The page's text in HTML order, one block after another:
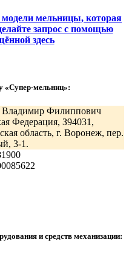
мельницы, которая
запрос с помощью
здесь
«Супер-мельниц»:
Филиппович
Федерация, З94031,
область, г. Воронеж, пер.
3-1.
и средств механизации: